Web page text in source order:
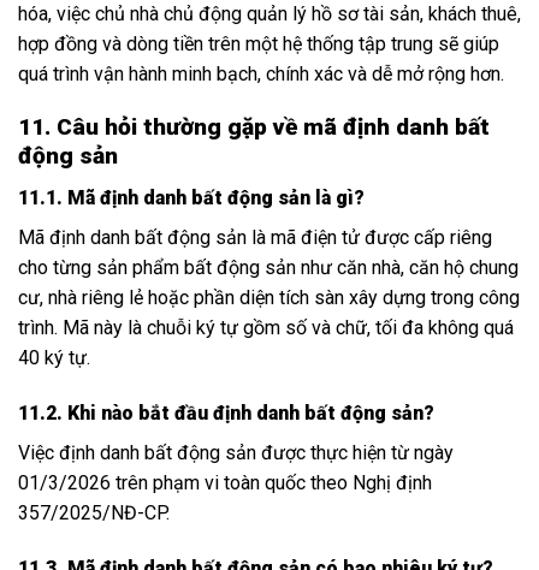
hóa, việc chủ nhà chủ động quản lý hồ sơ tài sản, khách thuê,
hợp đồng và dòng tiền trên một hệ thống tập trung sẽ giúp
quá trình vận hành minh bạch, chính xác và dễ mở rộng hơn.
11. Câu hỏi thường gặp về mã định danh bất
động sản
11.1. Mã định danh bất động sản là gì?
Mã định danh bất động sản là mã điện tử được cấp riêng
cho từng sản phẩm bất động sản như căn nhà, căn hộ chung
cư, nhà riêng lẻ hoặc phần diện tích sàn xây dựng trong công
trình. Mã này là chuỗi ký tự gồm số và chữ, tối đa không quá
40 ký tự.
11.2. Khi nào bắt đầu định danh bất động sản?
Việc định danh bất động sản được thực hiện từ ngày
01/3/2026 trên phạm vi toàn quốc theo Nghị định
357/2025/NĐ-CP.